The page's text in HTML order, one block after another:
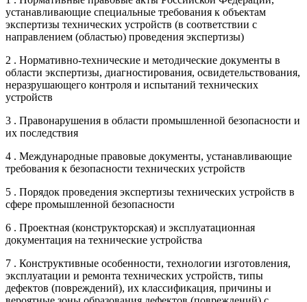
устанавливающие специальные требования к объектам
экспертизы технических устройств (в соответствии с
направлением (областью) проведения экспертизы)
2 . Нормативно-технические и методические документы в
области экспертизы, диагностирования, освидетельствования,
неразрушающего контроля и испытаний технических
устройств
3 . Правонарушения в области промышленной безопасности и
их последствия
4 . Международные правовые документы, устанавливающие
требования к безопасности технических устройств
5 . Порядок проведения экспертизы технических устройств в
сфере промышленной безопасности
6 . Проектная (конструкторская) и эксплуатационная
документация на технические устройства
7 . Конструктивные особенности, технологии изготовления,
эксплуатации и ремонта технических устройств, типы
дефектов (повреждений), их классификация, причины и